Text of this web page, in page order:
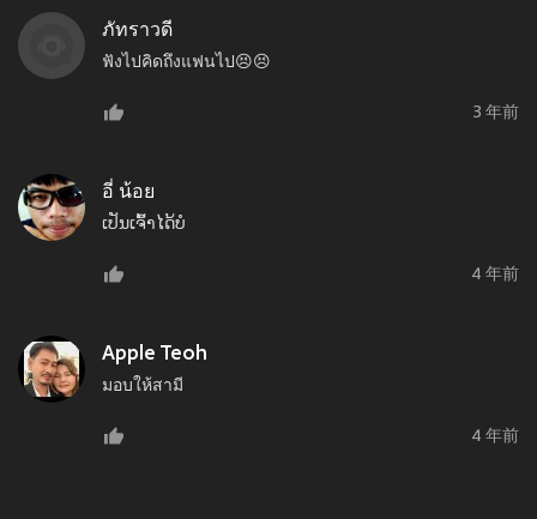
ภัทราวดี
ฟังไปคิดถึงแฟนไป😣😣
3 年前
อี่ น้อย
ເປັນເຈົ້າໄດ້ບໍ
4 年前
Apple Teoh
มอบให้สามี
4 年前